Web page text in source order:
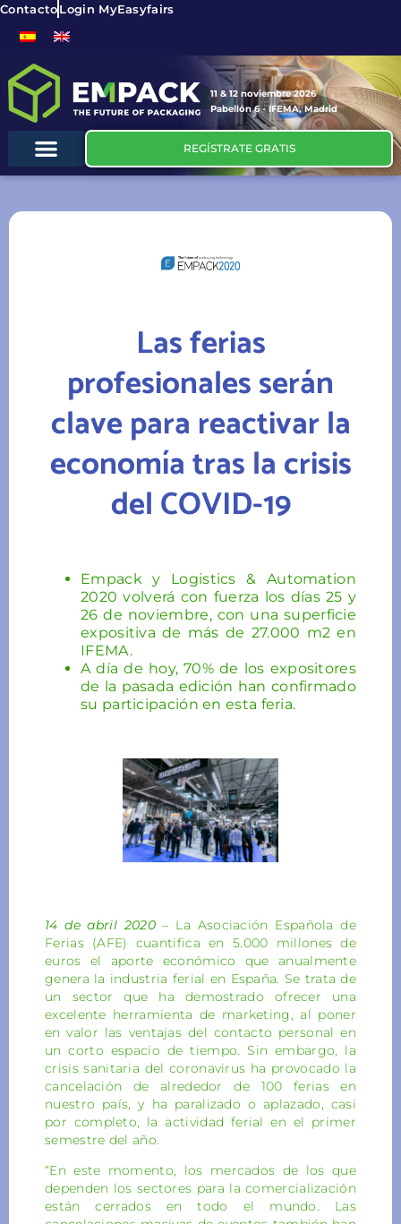
ContactoLogin MyEasyfairs
11 & 12 noviembre 2026
Pabellón 6 - IFEMA, Madrid
REGÍSTRATE GRATIS
Las ferias
profesionales serán
clave para reactivar la
economía tras la crisis
del COVID-19
Empack y Logistics & Automation
2020 volverá con fuerza los días 25 y
26 de noviembre, con una superficie
expositiva de más de 27.000 m2 en
IFEMA.
A día de hoy, 70% de los expositores
de la pasada edición han confirmado
su participación en esta feria.
14 de abril 2020– La Asociación Española de
Ferias (AFE) cuantifica en 5.000 millones de
euros el aporte económico que anualmente
genera la industria ferial en España. Se trata de
un sector que ha demostrado ofrecer una
excelente herramienta de marketing, al poner
en valor las ventajas del contacto personal en
un corto espacio de tiempo. Sin embargo, la
crisis sanitaria del coronavirus ha provocado la
cancelación de alrededor de 100 ferias en
nuestro país, y ha paralizado o aplazado, casi
por completo, la actividad ferial en el primer
semestre del año.
“En este momento, los mercados de los que
dependen los sectores para la comercialización
están cerrados en todo el mundo. Las